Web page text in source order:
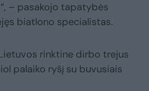
– pasakojo tapatybės
biatlono specialistas.
rinktine dirbo trejus
palaiko ryšį su buvusiais